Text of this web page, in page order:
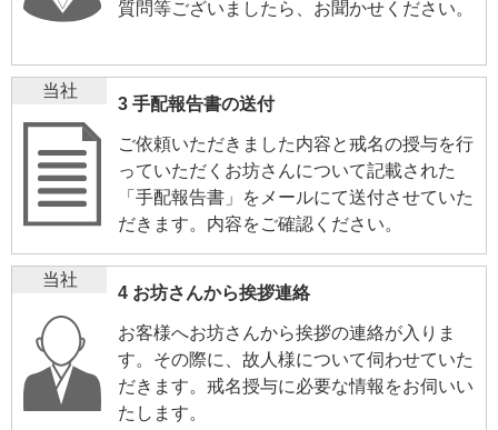
質問等ございましたら、お聞かせください。
当社
3 手配報告書の送付
ご依頼いただきました内容と戒名の授与を行
っていただくお坊さんについて記載された
「手配報告書」をメールにて送付させていた
だきます。内容をご確認ください。
当社
4 お坊さんから挨拶連絡
お客様へお坊さんから挨拶の連絡が入りま
す。その際に、故人様について伺わせていた
だきます。戒名授与に必要な情報をお伺いい
たします。